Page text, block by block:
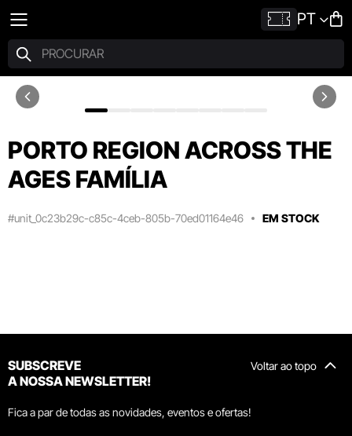
PT
PORTO REGION ACROSS THE
AGES FAMÍLIA
#unit_0c23b29c-c85c-4ceb-805b-70ed01164e46 EM STOCK
Voltar ao topo
SUBSCREVE
A NOSSA NEWSLETTER!
Fica a par de todas as novidades, eventos e ofertas!